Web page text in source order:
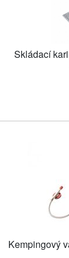
Skládací
Kempingový